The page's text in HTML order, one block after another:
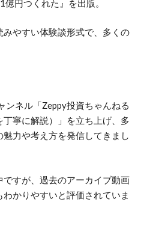
億円つくれた』を出版。
やすい体験談形式で、多くの
ンネル「Zeppy投資ちゃんねる
丁寧に解説）」を立ち上げ、多
力や考え方を発信してきまし
すが、過去のアーカイブ動画
かりやすいと評価されていま